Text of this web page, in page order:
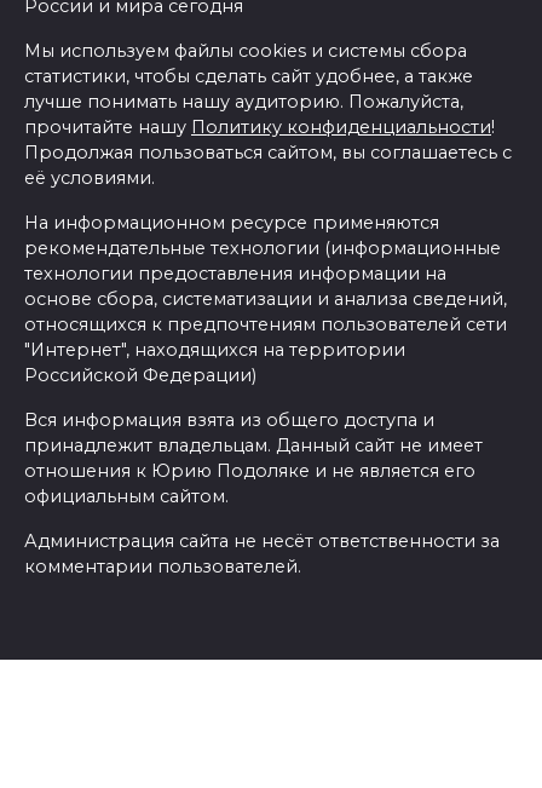
России и мира сегодня
Мы используем файлы cookies и системы сбора
статистики, чтобы сделать сайт удобнее, а также
лучше понимать нашу аудиторию. Пожалуйста,
прочитайте нашу Политику конфиденциальности!
Продолжая пользоваться сайтом, вы соглашаетесь с
её условиями.
На информационном ресурсе применяются
рекомендательные технологии (информационные
технологии предоставления информации на
основе сбора, систематизации и анализа сведений,
относящихся к предпочтениям пользователей сети
"Интернет", находящихся на территории
Российской Федерации)
Вся информация взята из общего доступа и
принадлежит владельцам. Данный сайт не имеет
отношения к Юрию Подоляке и не является его
официальным сайтом.
Администрация сайта не несёт ответственности за
комментарии пользователей.